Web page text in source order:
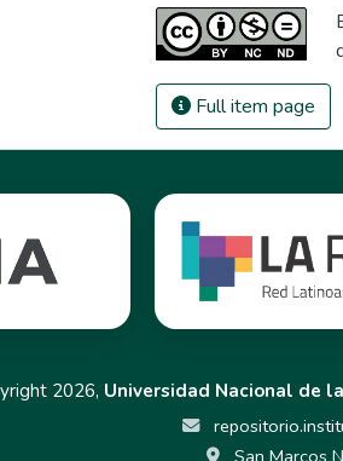
Full item page
2026, Universidad Nacional de
San Marcos